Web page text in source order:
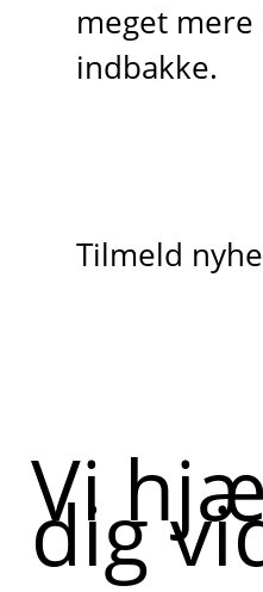
meget
indbakke.
Tilmeld
Vi
dig